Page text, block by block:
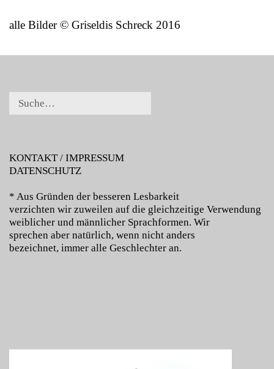
alle Bilder © Griseldis Schreck 2016
KONTAKT / IMPRESSUM
DATENSCHUTZ
* Aus Gründen der besseren Lesbarkeit
verzichten wir zuweilen auf die gleichzeitige Verwendung
weiblicher und männlicher Sprachformen. Wir
sprechen aber natürlich, wenn nicht anders
bezeichnet, immer alle Geschlechter an.